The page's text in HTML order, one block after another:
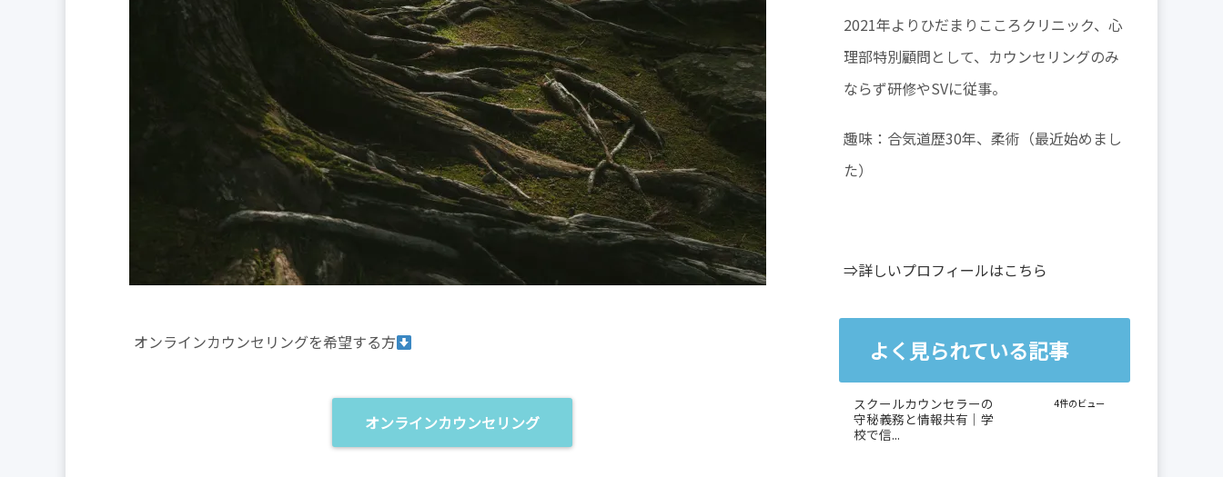
オンラインカウンセリングを希望する方
オンラインカウンセリング
2021年よりひだまりこころクリニック、心
理部特別顧問として、カウンセリングのみ
ならず研修やSVに従事。
趣味：合気道歴30年、柔術（最近始めまし
た）
⇒詳しいプロフィールはこちら
よく見られている記事
スクールカウンセラーの
守秘義務と情報共有｜学
校で信...
4件のビュー